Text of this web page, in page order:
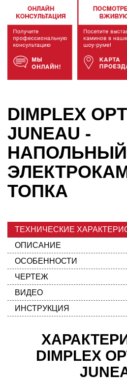
DIMPLEX
JUNEAU -
НАПОЛЬНЫЙ
ТОПКА
ТЕХНИЧЕСКИЕ
ОПИСАНИЕ
ОСОБЕННОСТИ
ЧЕРТЕЖ
ВИДЕО
ИНСТРУКЦИЯ
DIMPLEX